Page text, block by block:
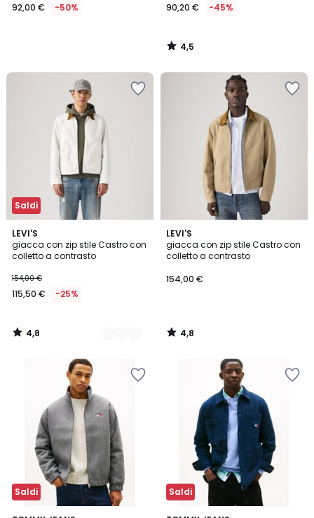
92,00 € -50% 90,20 € -45%
4,5
/
Saldi
LEVI'S
giacca con zip stile Castro con
colletto a contrasto
154,00 €
115,50 € -25%
4,8
/ 5
2
Colori
4,8
/
LEVI'S
giacca con zip stile Castro con
colletto a contrasto
154,00 €
4,8
/ 5
4,8
/
Saldi Saldi